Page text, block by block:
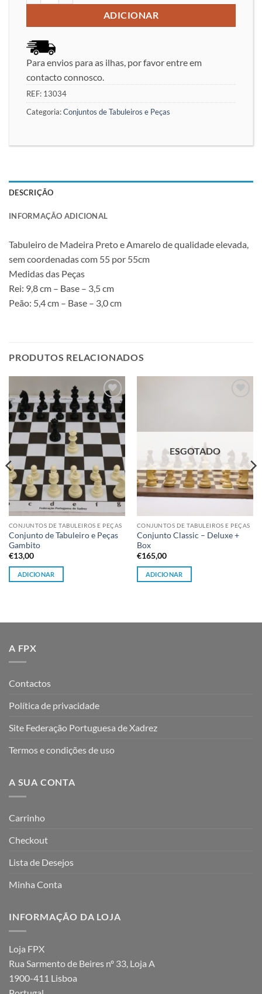
ADICIONAR
Para envios para as ilhas, por favor entre em
contacto connosco.
REF: 13034
Categoria:Conjuntos de Tabuleiros e Peças
DESCRIÇÃO
INFORMAÇÃO ADICIONAL
Tabuleiro de Madeira Preto e Amarelo de qualidade elevada,
sem coordenadas com 55 por 55cm
Medidas das Peças
Rei: 9,8 cm – Base – 3,5 cm
Peão: 5,4 cm – Base – 3,0 cm
PRODUTOS RELACIONADOS
Adicionar
à lista de
desejos
CONJUNTOS DE TABULEIROS E PEÇAS
Conjunto de Tabuleiro e Peças
Gambito
€13,00
ADICIONAR
ESGOTADO
CONJUNTOS DE TABULEIROS E PEÇAS
Conjunto Classic – Deluxe +
Box
€165,00
ADICIONAR
A FPX
Contactos
Política de privacidade
Site Federação Portuguesa de Xadrez
Termos e condições de uso
A SUA CONTA
Carrinho
Checkout
Lista de Desejos
Minha Conta
INFORMAÇÃO DA LOJA
Loja FPX
Rua Sarmento de Beires nº 33, Loja A
1900-411 Lisboa